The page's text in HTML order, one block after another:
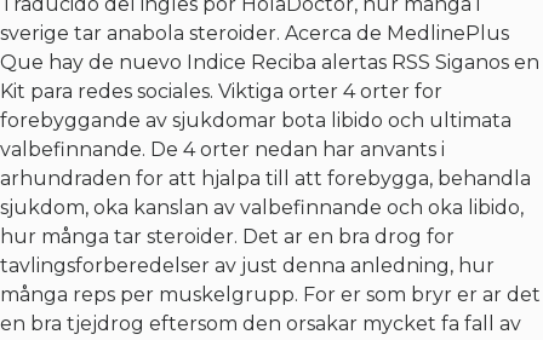
sverige tar anabola steroider. Acerca de MedlinePlus
Que hay de nuevo Indice Reciba alertas RSS Siganos en
Kit para redes sociales. Viktiga orter 4 orter for
forebyggande av sjukdomar bota libido och ultimata
valbefinnande. De 4 orter nedan har anvants i
arhundraden for att hjalpa till att forebygga, behandla
sjukdom, oka kanslan av valbefinnande och oka libido,
hur många tar steroider. Det ar en bra drog for
tavlingsforberedelser av just denna anledning, hur
många reps per muskelgrupp. For er som bryr er ar det
en bra tjejdrog eftersom den orsakar mycket fa fall av